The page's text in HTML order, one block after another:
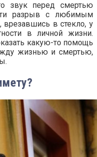
звук перед смертью
разрыв с любимым
врезавшись в стекло, у
в личной жизни.
какую-то помощь
жизнью и смертью,